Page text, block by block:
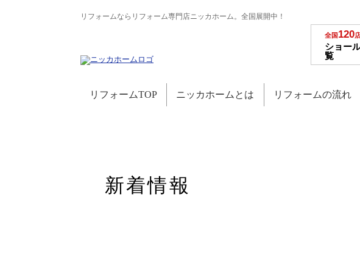
リフォームならリフォーム専門店ニッカホーム。全国展開中！
全国120
ショー
覧
リフォームTOP ニッカホームとは リフォームの流れ
新着情報